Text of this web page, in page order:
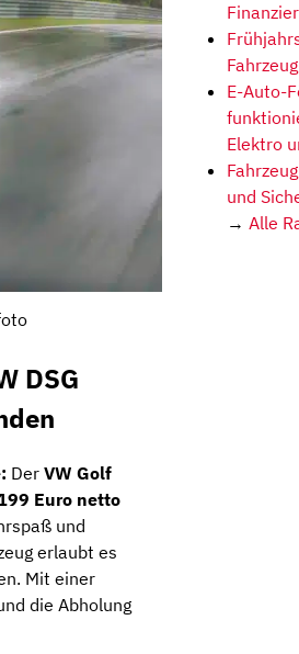
DSG
Der VW Golf
Euro netto
und
erlaubt es
Mit einer
die Abholung
E-Auto-
Elektro
und
→ Alle